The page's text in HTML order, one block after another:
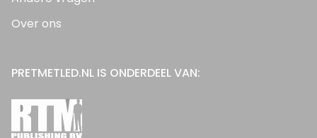
Over ons
PRETMETLED.NL IS ONDERDEEL VAN: